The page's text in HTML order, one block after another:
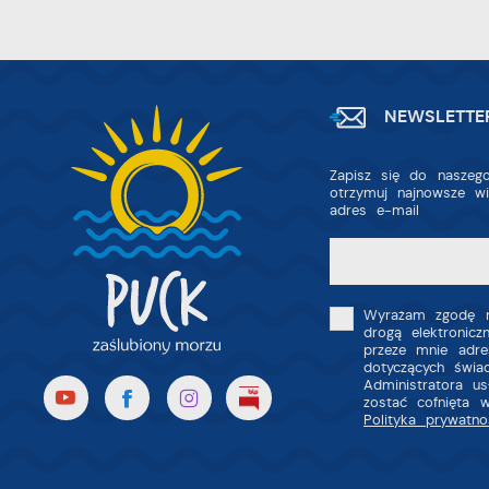
Zapisz się do
otrzymuj najnowsze
adres e-mail
Wyrażam zgodę
drogą
przeze mnie
dotyczących
Administratora
zostać cofnięta
Polityka